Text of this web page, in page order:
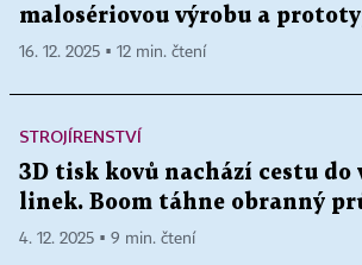
malosériovou výrobu a
16. 12. 2025 ▪ 12 min. čtení
STROJÍRENSTVÍ
3D tisk kovů nachází cestu do
linek. Boom táhne obranný
4. 12. 2025 ▪ 9 min. čtení